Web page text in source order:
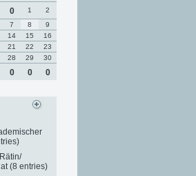
0 1
2
7 8
9
14 15
16
21 22
23
28 29
30
0 0 0
(8 entries)